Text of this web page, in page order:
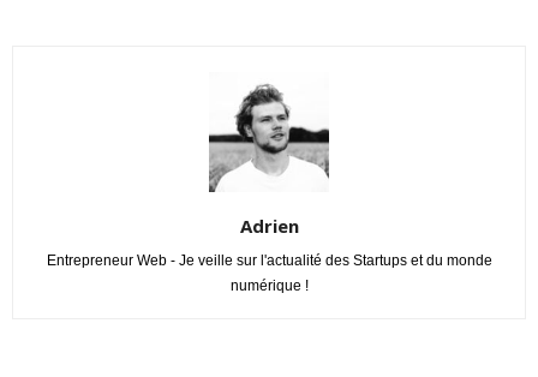
Adrien
Entrepreneur Web - Je veille sur l'actualité des Startups et du monde
numérique !